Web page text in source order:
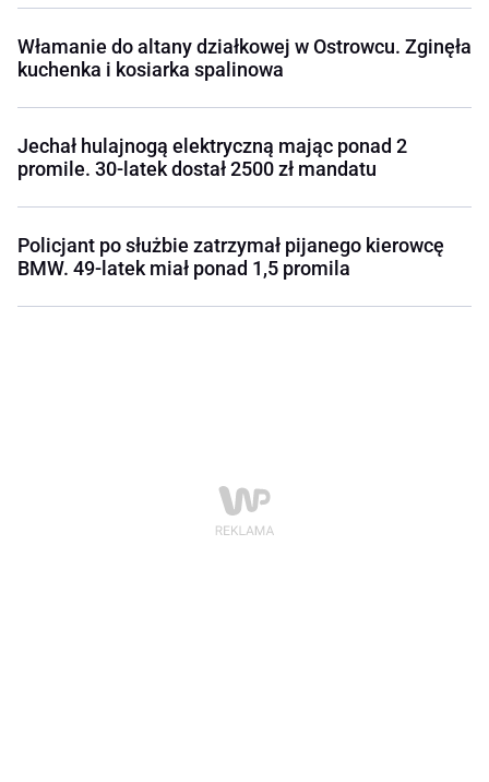
Włamanie do altany działkowej w Ostrowcu. Zginęła
kuchenka i kosiarka spalinowa
Jechał hulajnogą elektryczną mając ponad 2
promile. 30-latek dostał 2500 zł mandatu
Policjant po służbie zatrzymał pijanego kierowcę
BMW. 49-latek miał ponad 1,5 promila